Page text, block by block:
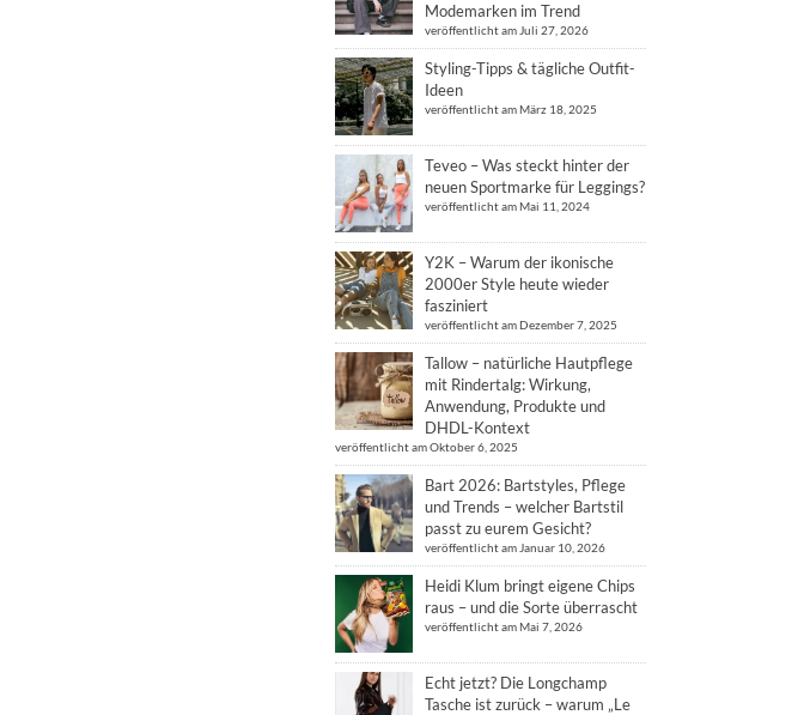
Modemarken im Trend
veröffentlicht am Juli 27, 2026
Styling-Tipps & tägliche Outfit-
Ideen
veröffentlicht am März 18, 2025
Teveo – Was steckt hinter der
neuen Sportmarke für Leggings?
veröffentlicht am Mai 11, 2024
Y2K – Warum der ikonische
2000er Style heute wieder
fasziniert
veröffentlicht am Dezember 7, 2025
Tallow – natürliche Hautpflege
mit Rindertalg: Wirkung,
Anwendung, Produkte und
DHDL-Kontext
veröffentlicht am Oktober 6, 2025
Bart 2026: Bartstyles, Pflege
und Trends – welcher Bartstil
passt zu eurem Gesicht?
veröffentlicht am Januar 10, 2026
Heidi Klum bringt eigene Chips
raus – und die Sorte überrascht
veröffentlicht am Mai 7, 2026
Echt jetzt? Die Longchamp
Tasche ist zurück – warum „Le